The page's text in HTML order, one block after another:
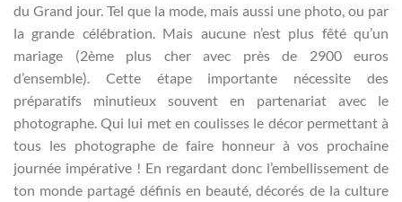
du Grand jour. Tel que la mode, mais aussi une photo, ou par
la grande célébration. Mais aucune n’est plus fêté qu’un
mariage (2ème plus cher avec près de 2900 euros
d’ensemble). Cette étape importante nécessite des
préparatifs minutieux souvent en partenariat avec le
photographe. Qui lui met en coulisses le décor permettant à
tous les photographe de faire honneur à vos prochaine
journée impérative ! En regardant donc l’embellissement de
ton monde partagé définis en beauté, décorés de la culture